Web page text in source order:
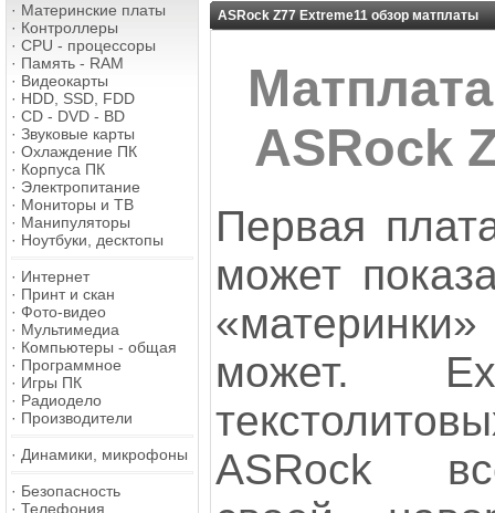
· Материнские платы
· Контроллеры
· CPU - процессоры
· Память - RAM
· Видеокарты
· HDD, SSD, FDD
· CD - DVD - BD
· Звуковые карты
· Охлаждение ПК
· Корпуса ПК
· Электропитание
· Мониторы и ТВ
· Манипуляторы
· Ноутбуки, десктопы
· Интернет
· Принт и скан
· Фото-видео
· Мультимедиа
· Компьютеры - общая
· Программное
· Игры ПК
· Радиодело
· Производители
· Динамики, микрофоны
· Безопасность
· Телефония
ASRock Z77 Extreme11 обзор матплаты
ASRock
Первая
может
может.
ASRock